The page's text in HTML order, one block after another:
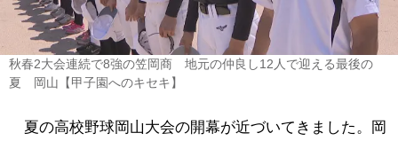
秋春2大会連続で8強の笠岡商 地元の仲良し12人で迎える最後の
夏 岡山【甲子園へのキセキ】
夏の高校野球岡山大会の開幕が近づいてきました。岡